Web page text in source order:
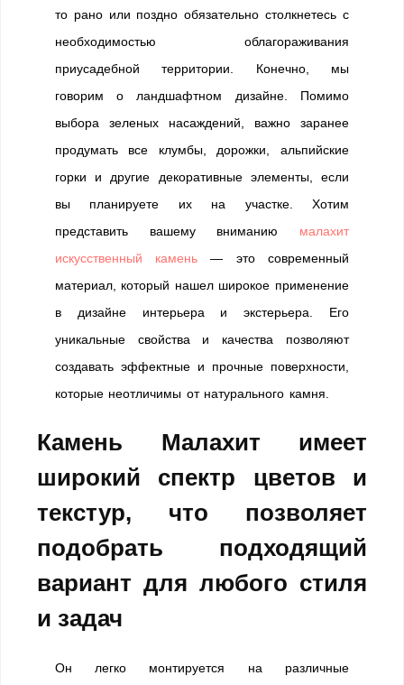
то рано или поздно обязательно столкнетесь с
необходимостью облагораживания
приусадебной территории. Конечно, мы
говорим о ландшафтном дизайне. Помимо
выбора зеленых насаждений, важно заранее
продумать все клумбы, дорожки, альпийские
горки и другие декоративные элементы, если
вы планируете их на участке. Хотим
представить вашему вниманию малахит
искусственный камень — это современный
материал, который нашел широкое применение
в дизайне интерьера и экстерьера. Его
уникальные свойства и качества позволяют
создавать эффектные и прочные поверхности,
которые неотличимы от натурального камня.
Камень Малахит имеет
широкий спектр цветов и
текстур, что позволяет
подобрать подходящий
вариант для любого стиля
и задач
Он легко монтируется на различные